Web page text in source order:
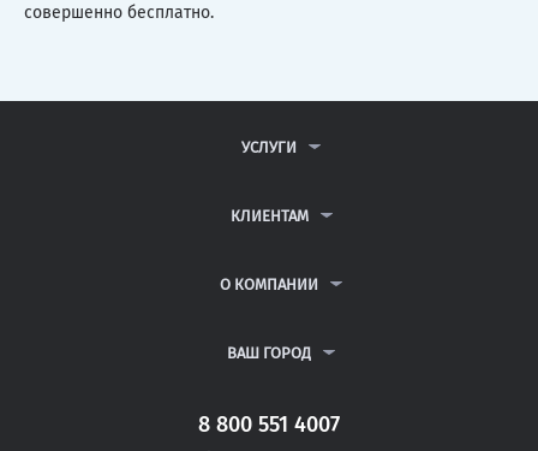
совершенно бесплатно.
УСЛУГИ
ДИПЛОМНЫЕ РАБОТЫ
РЕФЕРАТЫ
КЛИЕНТАМ
ВОПРОСЫ И ОТВЕТЫ
ПОЛИТИКА КОНФИДЕНЦИАЛЬНОСТИ
О КОМПАНИИ
КОНТАКТЫ
ВАШ ГОРОД
САНКТ-ПЕТЕРБУРГ
8 800 551 4007